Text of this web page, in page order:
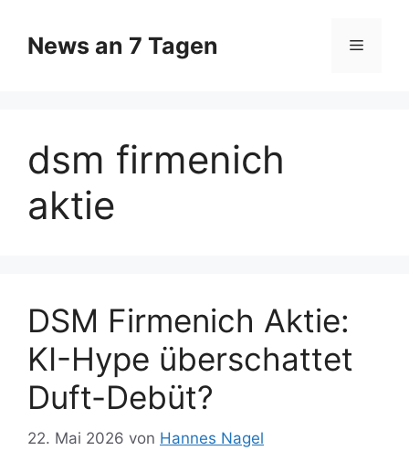
Inhalt
springen
News an 7 Tagen Menü
dsm firmenich
aktie
DSM Firmenich Aktie:
KI-Hype überschattet
Duft-Debüt?
22. Mai 2026 von Hannes Nagel